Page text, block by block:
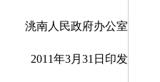
洮南人民政府办公室
2011年3月31日印发